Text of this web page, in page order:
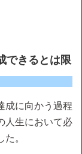
できるとは限
成に向かう過程
人生において必
。